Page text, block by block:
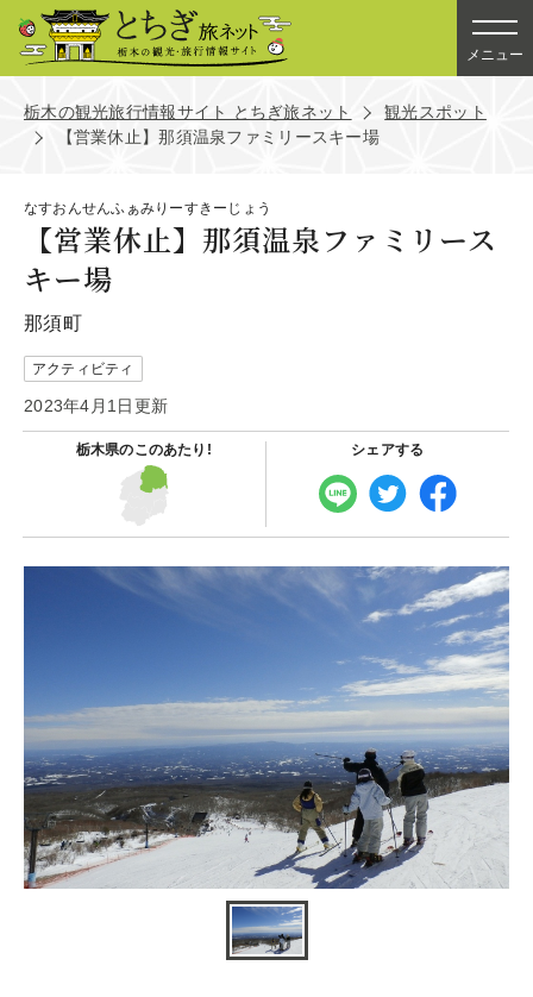
メニュー
栃木の観光旅行情報サイト とちぎ旅ネット
観光スポット
【営業休止】那須温泉ファミリースキー場
なすおんせんふぁみりーすきーじょう
【営業休止】那須温泉ファミリース
キー場
那須町
アクティビティ
2023年4月1日更新
栃木県のこのあたり! シェアする